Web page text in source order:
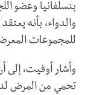
بنسلفانيا وعضو
والدواء، بأنه
للمجموعات
وأشار أوفيت، إلى
تحمي من المرض